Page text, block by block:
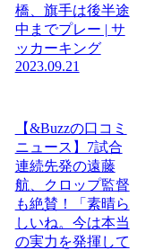
橋、旗手は後半途
中までプレー | サ
ッカーキング
2023.09.21
【&Buzzの口コミ
ニュース】7試合
連続先発の遠藤
航、クロップ監督
も絶賛！「素晴ら
しいね。今は本当
の実力を発揮して